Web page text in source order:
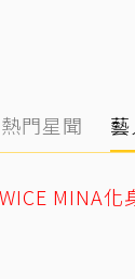
熱門星聞
MINA